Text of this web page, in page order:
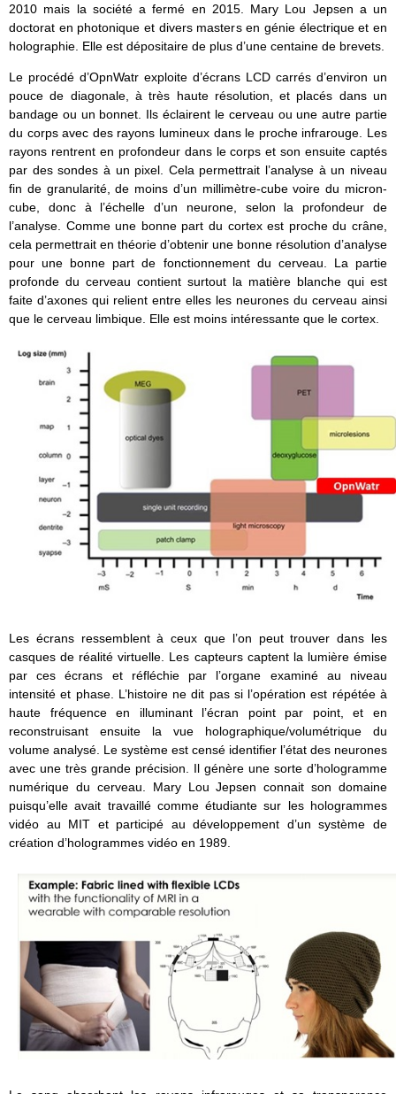
2010 mais la société a fermé en 2015. Mary Lou Jepsen a un
doctorat en photonique et divers masters en génie électrique et en
holographie. Elle est dépositaire de plus d’une centaine de brevets.
Le procédé d’OpnWatr exploite d’écrans LCD carrés d’environ un
pouce de diagonale, à très haute résolution, et placés dans un
bandage ou un bonnet. Ils éclairent le cerveau ou une autre partie
du corps avec des rayons lumineux dans le proche infrarouge. Les
rayons rentrent en profondeur dans le corps et son ensuite captés
par des sondes à un pixel. Cela permettrait l’analyse à un niveau
fin de granularité, de moins d’un millimètre-cube voire du micron-
cube, donc à l’échelle d’un neurone, selon la profondeur de
l’analyse. Comme une bonne part du cortex est proche du crâne,
cela permettrait en théorie d’obtenir une bonne résolution d’analyse
pour une bonne part de fonctionnement du cerveau. La partie
profonde du cerveau contient surtout la matière blanche qui est
faite d’axones qui relient entre elles les neurones du cerveau ainsi
que le cerveau limbique. Elle est moins intéressante que le cortex.
Les écrans ressemblent à ceux que l’on peut trouver dans les
casques de réalité virtuelle. Les capteurs captent la lumière émise
par ces écrans et réfléchie par l’organe examiné au niveau
intensité et phase. L’histoire ne dit pas si l’opération est répétée à
haute fréquence en illuminant l’écran point par point, et en
reconstruisant ensuite la vue holographique/volumétrique du
volume analysé. Le système est censé identifier l’état des neurones
avec une très grande précision. Il génère une sorte d’hologramme
numérique du cerveau. Mary Lou Jepsen connait son domaine
puisqu’elle avait travaillé comme étudiante sur les hologrammes
vidéo au MIT et participé au développement d’un système de
création d’hologrammes vidéo en 1989.